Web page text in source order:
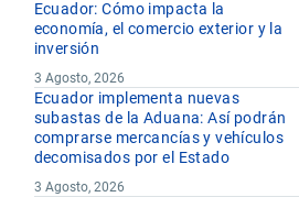
Ecuador: Cómo impacta la
economía, el comercio exterior y la
inversión
3 Agosto, 2026
Ecuador implementa nuevas
subastas de la Aduana: Así podrán
comprarse mercancías y vehículos
decomisados por el Estado
3 Agosto, 2026